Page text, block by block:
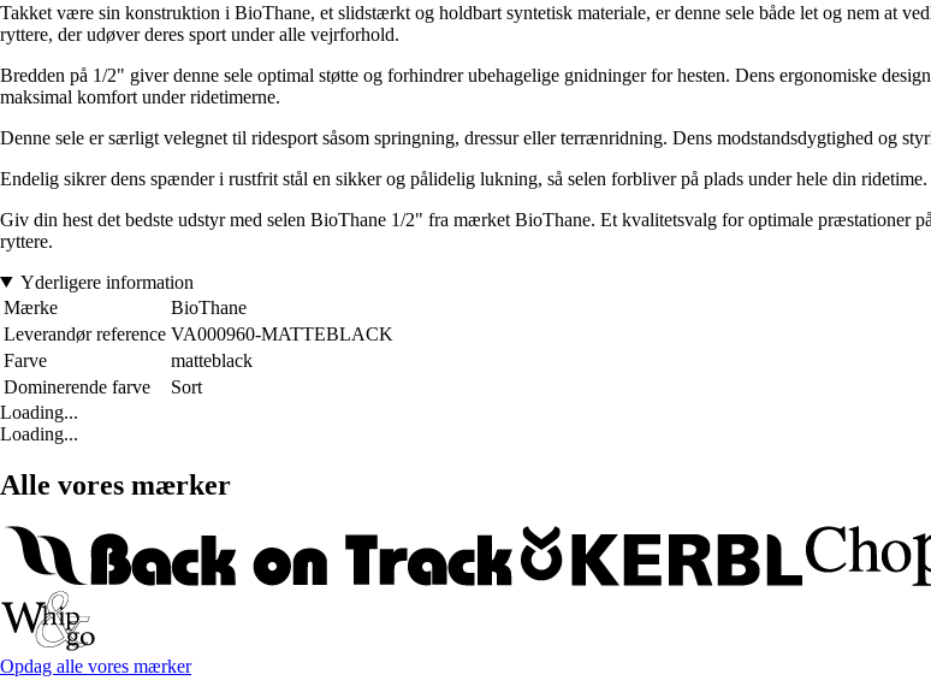
Takket være sin konstruktion i BioThane, et slidstærkt og holdbart syntetisk materiale, er denne sele både let og nem at
ryttere, der udøver deres sport under alle vejrforhold.
Bredden på 1/2" giver denne sele optimal støtte og forhindrer ubehagelige gnidninger for hesten. Dens ergonomiske
maksimal komfort under ridetimerne.
Denne sele er særligt velegnet til ridesport såsom springning, dressur eller terrænridning. Dens modstandsdygtighed og
Endelig sikrer dens spænder i rustfrit stål en sikker og pålidelig lukning, så selen forbliver på plads under hele din ridetime.
Giv din hest det bedste udstyr med selen BioThane 1/2" fra mærket BioThane. Et kvalitetsvalg for optimale præstationer
ryttere.
Yderligere information
Mærke
BioThane
Leverandør reference VA000960-MATTEBLACK
Farve
matteblack
Dominerende farve
Sort
Loading...
Loading...
Alle vores mærker
Opdag alle vores mærker